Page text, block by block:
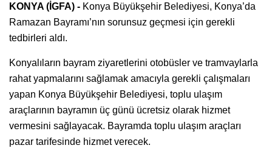
KONYA (İGFA) - Konya Büyükşehir Belediyesi, Konya’da
Ramazan Bayramı’nın sorunsuz geçmesi için gerekli
tedbirleri aldı.
Konyalıların bayram ziyaretlerini otobüsler ve tramvaylarla
rahat yapmalarını sağlamak amacıyla gerekli çalışmaları
yapan Konya Büyükşehir Belediyesi, toplu ulaşım
araçlarının bayramın üç günü ücretsiz olarak hizmet
vermesini sağlayacak. Bayramda toplu ulaşım araçları
pazar tarifesinde hizmet verecek.